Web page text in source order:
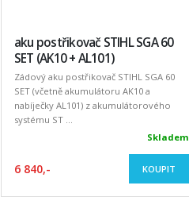
aku postřikovač STIHL SGA 60
SET (AK10 + AL101)
Zádový aku postřikovač STIHL SGA 60
SET (včetně akumulátoru AK10 a
nabíječky AL101) z akumulátorového
systému ST ...
Skladem
6 840,- KOUPIT